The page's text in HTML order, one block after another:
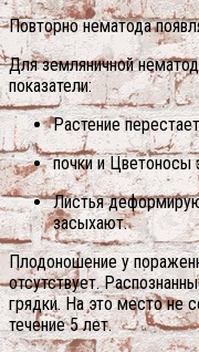
Повторно нематода
Для земляничной
показатели:
Растение
почки и Цветоносы
Листья
засыхают.
Плодоношение у
отсутствует.
грядки. На это место не
течение 5 лет.